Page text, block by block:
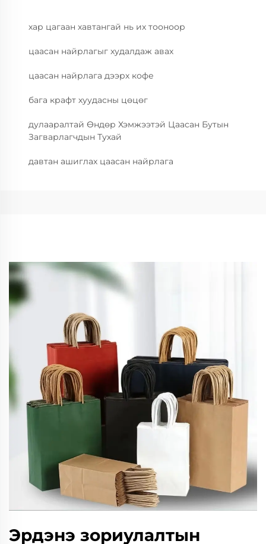
хар цагаан хавтангай нь их тооноор
цаасан найрлагыг худалдаж авах
цаасан найрлага дээрх кофе
бага крафт хуудасны цөцөг
дулааралтай Өндөр Хэмжээтэй Цаасан Бутын
Загварлагчдын Тухай
давтан ашиглах цаасан найрлага
Эрдэнэ зориулалтын